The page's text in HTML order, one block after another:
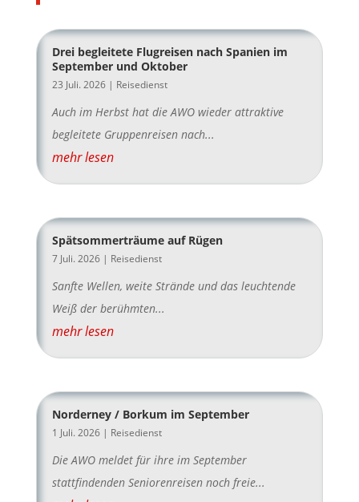
Drei begleitete Flugreisen nach Spanien im
September und Oktober
23 Juli. 2026| Reisedienst
Auch im Herbst hat die AWO wieder attraktive
begleitete Gruppenreisen nach...
mehr lesen
Spätsommerträume auf Rügen
7 Juli. 2026| Reisedienst
Sanfte Wellen, weite Strände und das leuchtende
Weiß der berühmten...
mehr lesen
Norderney / Borkum im September
1 Juli. 2026| Reisedienst
Die AWO meldet für ihre im September
stattfindenden Seniorenreisen noch freie...